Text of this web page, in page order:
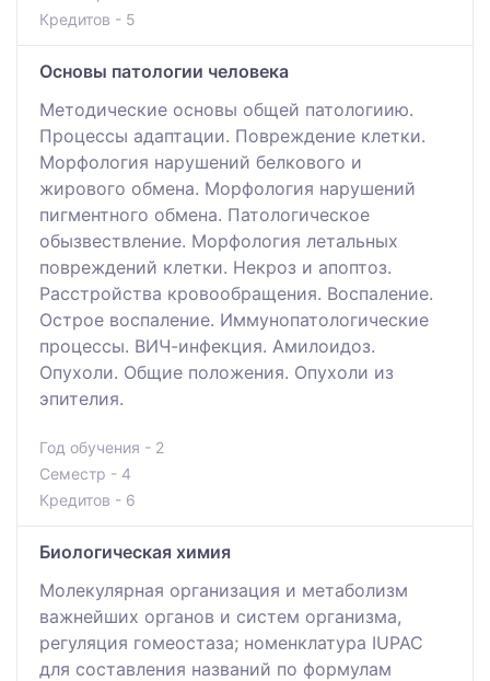
Кредитов - 5
Основы патологии человека
Методические основы общей патологиию.
Процессы адаптации. Повреждение клетки.
Морфология нарушений белкового и
жирового обмена. Морфология нарушений
пигментного обмена. Патологическое
обызвествление. Морфология летальных
повреждений клетки. Некроз и апоптоз.
Расстройства кровообращения. Воспаление.
Острое воспаление. Иммунопатологические
процессы. ВИЧ-инфекция. Амилоидоз.
Опухоли. Общие положения. Опухоли из
эпителия.
Год обучения - 2
Семестр - 4
Кредитов - 6
Биологическая химия
Молекулярная организация и метаболизм
важнейших органов и систем организма,
регуляция гомеостаза; номенклатура IUPAC
для составления названий по формулам